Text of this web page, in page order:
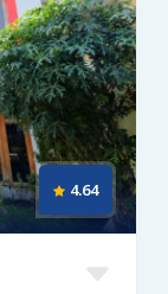
4.64